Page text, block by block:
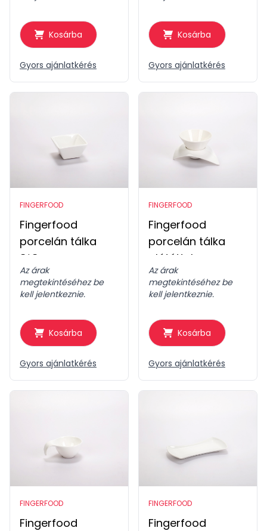
Kosárba
Gyors ajánlatkérés
Kosárba
Gyors ajánlatkérés
FINGERFOOD
Fingerfood
porcelán tálka
8*8cm
Az árak
megtekintéséhez be
kell jelentkeznie.
Kosárba
Gyors ajánlatkérés
FINGERFOOD
Fingerfood
porcelán tálka
alátéttel
Az árak
megtekintéséhez be
kell jelentkeznie.
Kosárba
Gyors ajánlatkérés
FINGERFOOD
Fingerfood
FINGERFOOD
Fingerfood